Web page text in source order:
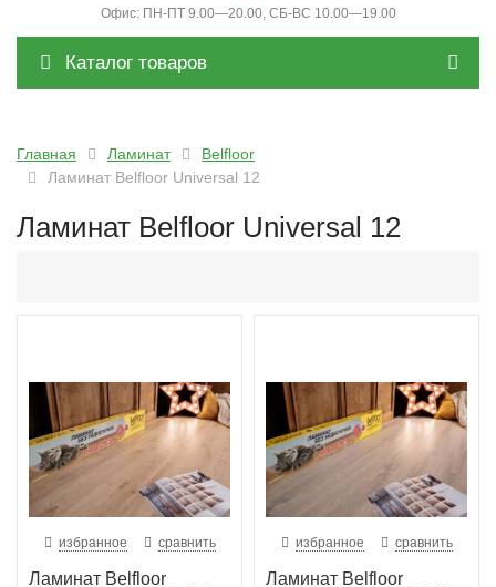
Офис: ПН-ПТ 9.00—20.00, СБ-ВС 10.00—19.00
Каталог товаров
Главная Ламинат
Belfloor
Ламинат Belfloor Universal 12
Ламинат Belfloor Universal 12
избранное сравнить
Ламинат Belfloor
избранное сравнить
Ламинат Belfloor